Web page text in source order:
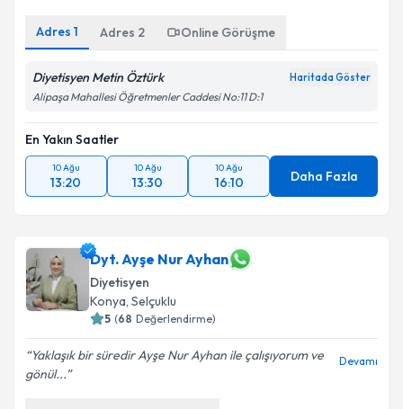
Adres 1 Adres 2 Online Görüşme
Diyetisyen Metin Öztürk Haritada Göster
Alipaşa Mahallesi Öğretmenler Caddesi No:11 D:1
En Yakın Saatler
10 Ağu
13:20
10 Ağu
13:30
10 Ağu
16:10 Daha Fazla
Dyt. Ayşe Nur Ayhan
Diyetisyen
Konya, Selçuklu
5 (68 Değerlendirme)
Yaklaşık bir süredir Ayşe Nur Ayhan ile çalışıyorum ve
gönül...
Devamı